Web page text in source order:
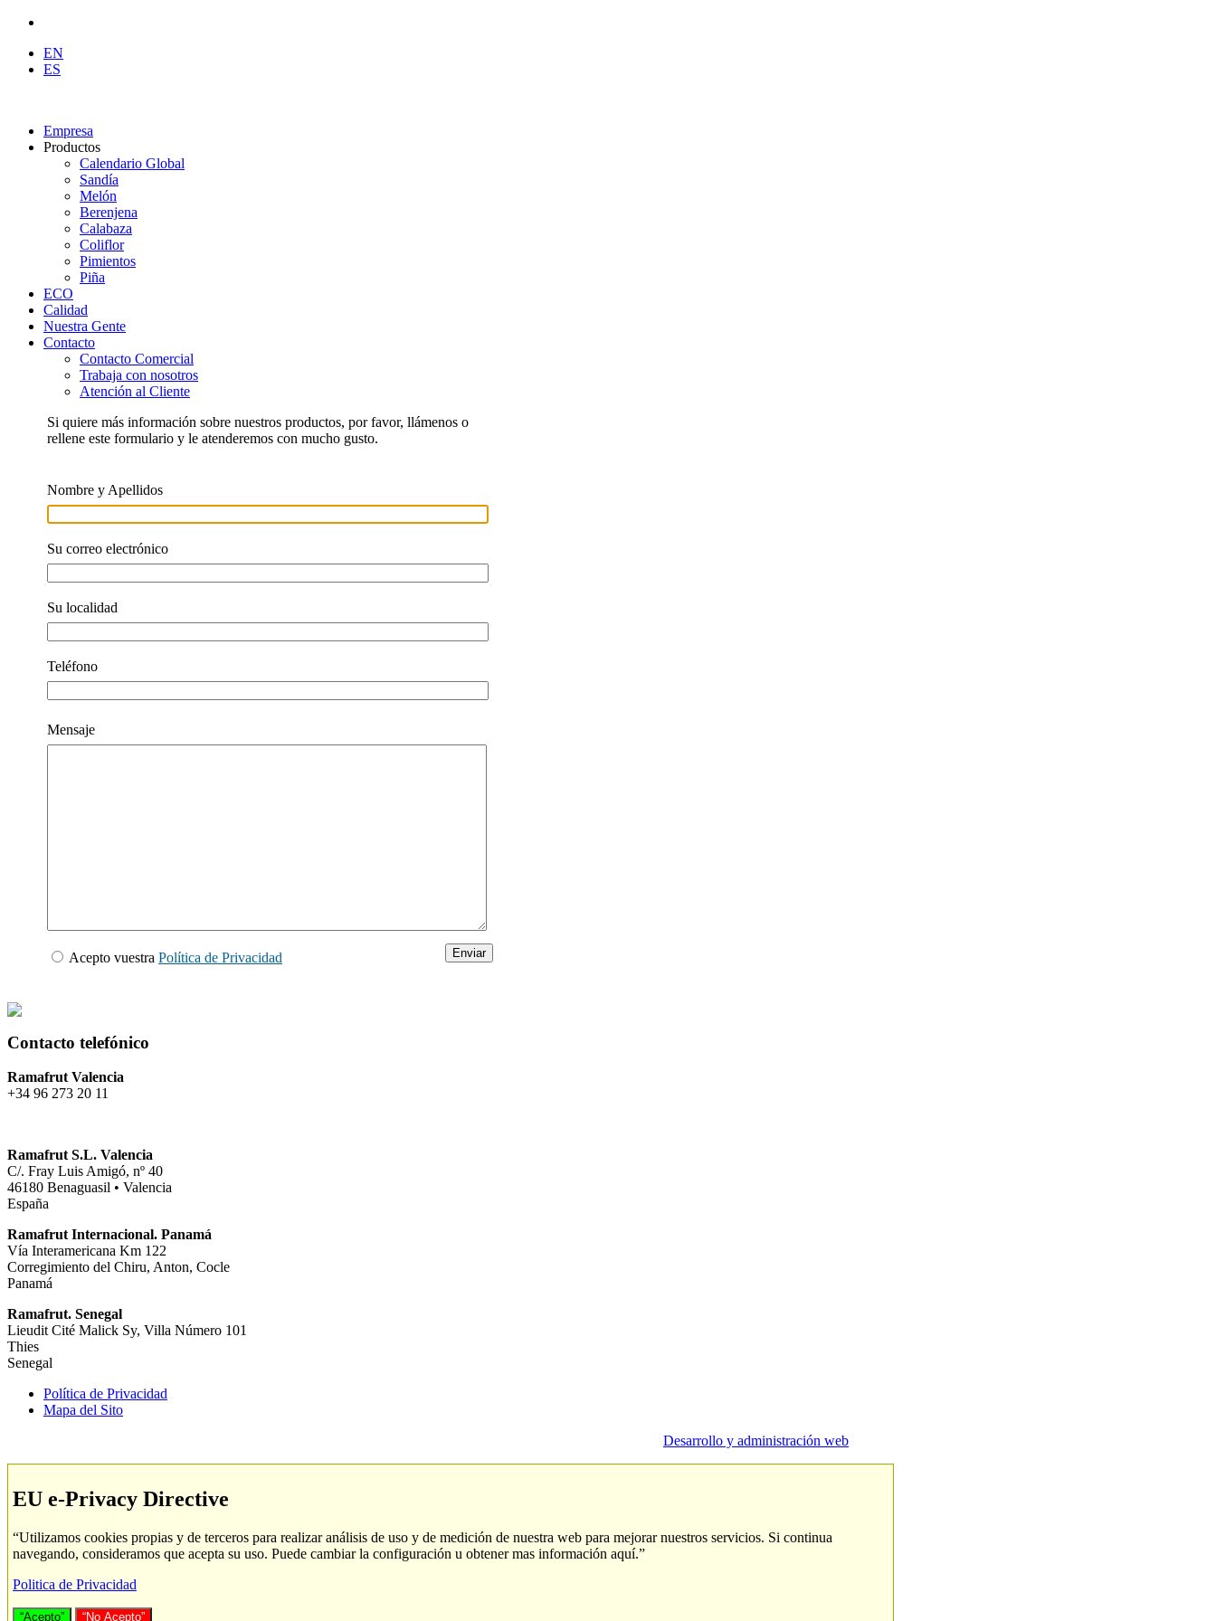
EN
ES
Empresa
Productos
Calendario Global
Sandía
Melón
Berenjena
Calabaza
Coliflor
Pimientos
Piña
ECO
Calidad
Nuestra Gente
Contacto
Contacto Comercial
Trabaja con nosotros
Atención al Cliente
Si quiere más información sobre nuestros productos, por favor, llámenos o
rellene este formulario y le atenderemos con mucho gusto.
Nombre y Apellidos
Su correo electrónico
Su localidad
Teléfono
Mensaje
Acepto vuestra Política de Privacidad
Contacto telefónico
Ramafrut Valencia
+34 96 273 20 11
Ramafrut S.L. Valencia
C/. Fray Luis Amigó, nº 40
46180 Benaguasil • Valencia
España
Ramafrut Internacional. Panamá
Vía Interamericana Km 122
Corregimiento del Chiru, Anton, Cocle
Panamá
Ramafrut. Senegal
Lieudit Cité Malick Sy, Villa Número 101
Thies
Senegal
Política de Privacidad
Mapa del Sito
Desarrollo y administración web
EU e-Privacy Directive
“Utilizamos cookies propias y de terceros para realizar análisis de uso y de medición de nuestra web para mejorar nuestros servicios. Si continua
navegando, consideramos que acepta su uso. Puede cambiar la configuración u obtener mas información aquí.”
Politica de Privacidad
“Acepto” “No Acepto”